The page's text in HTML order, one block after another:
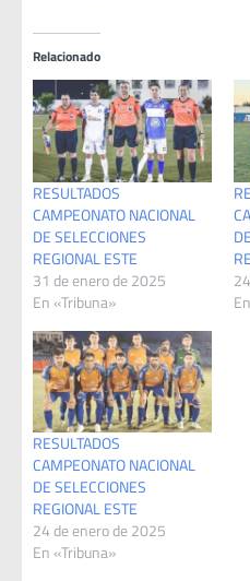
Relacionado
RESULTADOS
CAMPEONATO NACIONAL
DE SELECCIONES
REGIONAL ESTE
31 de enero de 2025
En «Tribuna»
RESULTADOS
CAMPEONATO NACIONAL
DE SELECCIONES
REGIONAL ESTE
24 de enero de 2025
En «Tribuna»